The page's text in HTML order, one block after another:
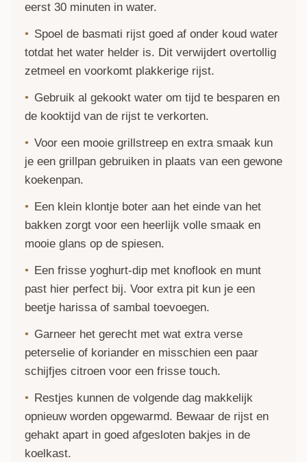
eerst 30 minuten in water.
Spoel de basmati rijst goed af onder koud water
totdat het water helder is. Dit verwijdert overtollig
zetmeel en voorkomt plakkerige rijst.
Gebruik al gekookt water om tijd te besparen en
de kooktijd van de rijst te verkorten.
Voor een mooie grillstreep en extra smaak kun
je een grillpan gebruiken in plaats van een gewone
koekenpan.
Een klein klontje boter aan het einde van het
bakken zorgt voor een heerlijk volle smaak en
mooie glans op de spiesen.
Een frisse yoghurt-dip met knoflook en munt
past hier perfect bij. Voor extra pit kun je een
beetje harissa of sambal toevoegen.
Garneer het gerecht met wat extra verse
peterselie of koriander en misschien een paar
schijfjes citroen voor een frisse touch.
Restjes kunnen de volgende dag makkelijk
opnieuw worden opgewarmd. Bewaar de rijst en
gehakt apart in goed afgesloten bakjes in de
koelkast.